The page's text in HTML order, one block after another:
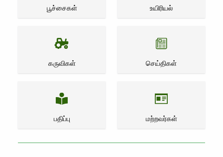
பூச்சைகள் உயிரியல்
கருவிகள் செய்திகள்
பதிப்பு மற்றவர்கள்